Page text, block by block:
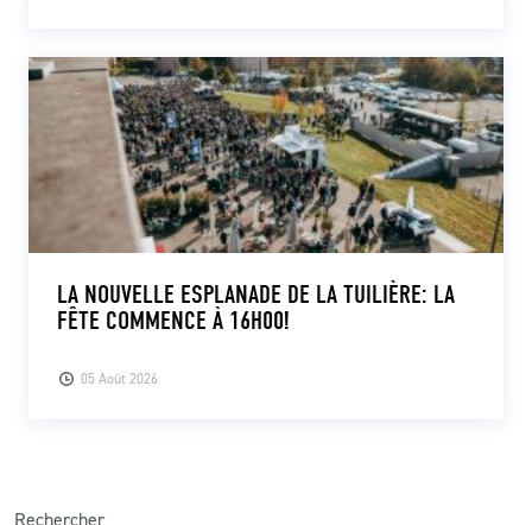
05 Août 2026
LA NOUVELLE ESPLANADE DE LA TUILIÈRE: LA
FÊTE COMMENCE À 16H00!
Rechercher